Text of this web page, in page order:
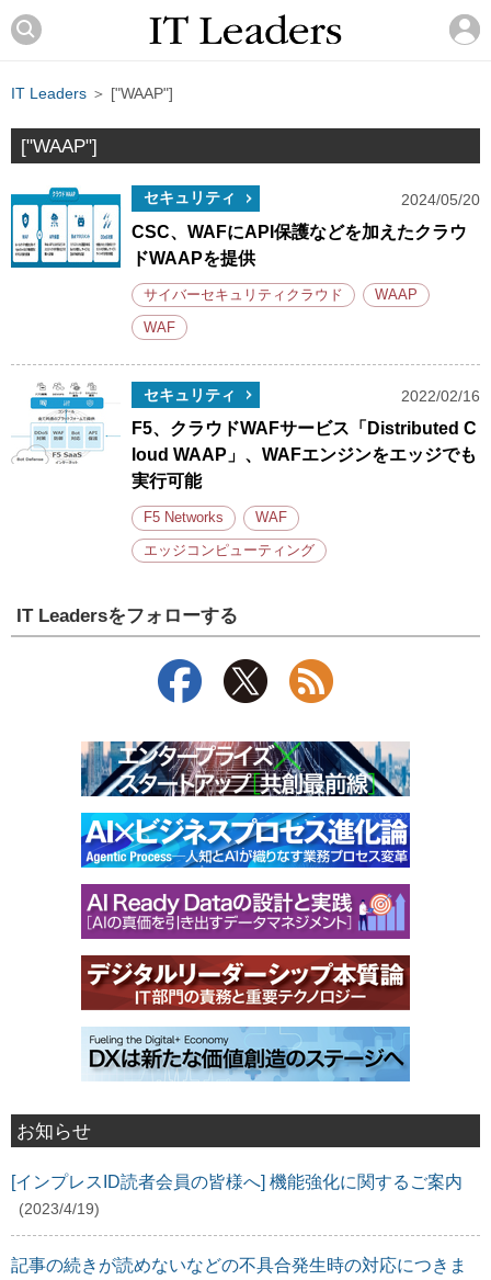
IT Leaders ＞ ["WAAP"]
["WAAP"]
セキュリティ 2024/05/20
CSC、WAFにAPI保護などを加えたクラウ
ドWAAPを提供
サイバーセキュリティクラウド WAAP
WAF
セキュリティ 2022/02/16
F5、クラウドWAFサービス「Distributed C
loud WAAP」、WAFエンジンをエッジでも
実行可能
F5 Networks WAF
エッジコンピューティング
IT Leadersをフォローする
お知らせ
[インプレスID読者会員の皆様へ] 機能強化に関するご案内
(2023/4/19)
記事の続きが読めないなどの不具合発生時の対応につきま